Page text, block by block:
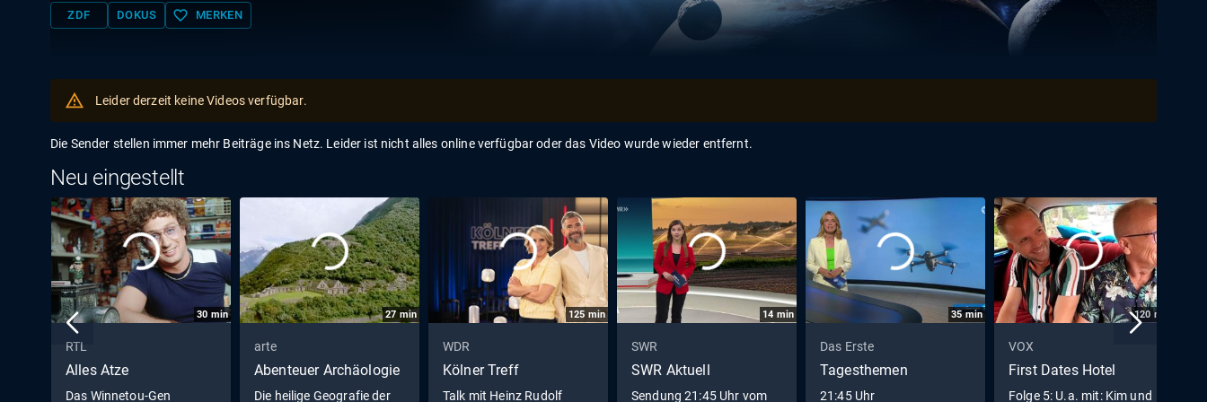
ZDF DOKUS favorite_border MERKEN
Leider derzeit keine Videos verfügbar.
Die Sender stellen immer mehr Beiträge ins Netz. Leider ist nicht alles online verfügbar oder das Video wurde wieder entfernt.
Neu eingestellt
30 min
RTL
Alles Atze
Das Winnetou-Gen
27 min
arte
Abenteuer Archäologie
Die heilige Geografie der
125 min
WDR
Kölner Treff
Talk mit Heinz Rudolf
14 min
SWR
SWR Aktuell
Sendung 21:45 Uhr vom
35min
Das Erste
Tagesthemen
21:45 Uhr
120 min
VOX
First Dates Hotel
Folge 5: U.a. mit: Kim und